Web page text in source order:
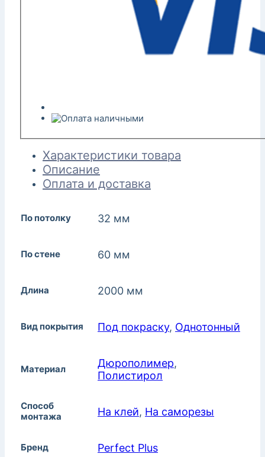
Характеристики товара
Описание
Оплата и доставка
По потолку 32 мм
По стене 60 мм
Длина 2000 мм
Вид покрытия Под покраску, Однотонный
Материал Дюрополимер,
Полистирол
Способ
монтажа
На клей, На саморезы
Бренд Perfect Plus